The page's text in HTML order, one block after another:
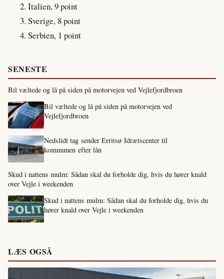
Italien, 9 point
Sverige, 8 point
Serbien, 1 point
SENESTE
Bil væltede og lå på siden på motorvejen ved Vejlefjordbroen
Bil væltede og lå på siden på motorvejen ved
Vejlefjordbroen
Nedslidt tag sender Erritsø Idrætscenter til
kommunen efter lån
Skud i nattens mulm: Sådan skal du forholde dig, hvis du hører knald
over Vejle i weekenden
Skud i nattens mulm: Sådan skal du forholde dig, hvis du
hører knald over Vejle i weekenden
LÆS OGSÅ